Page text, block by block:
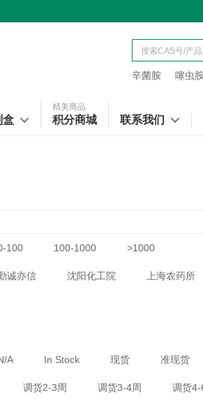
辛菌胺 噻虫
盒
精美商品
积分商城 联系我们
100 100-1000 >1000
诚亦信 沈阳化工院 上海农药所
A In Stock 现货 准现货
调货2-3周 调货3-4周 调货4-